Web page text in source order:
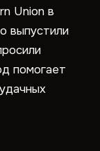
Union в
выпустили
помогает